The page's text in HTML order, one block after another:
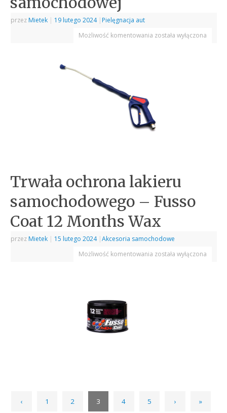
przez Mietek | 19 lutego 2024 | Pielęgnacja aut
Możliwość komentowania została wyłączona
Trwała ochrona lakieru
samochodowego – Fusso
Coat 12 Months Wax
przez Mietek | 15 lutego 2024 |Akcesoria samochodowe
Możliwość komentowania została wyłączona
‹ 1 2 3 4 5 › »